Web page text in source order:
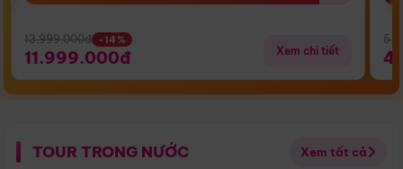
13.999.000đ -14%
11.999.000đ Xem chi tiết
TOUR TRONG NƯỚC Xem tất cả
Điểm nổi bật